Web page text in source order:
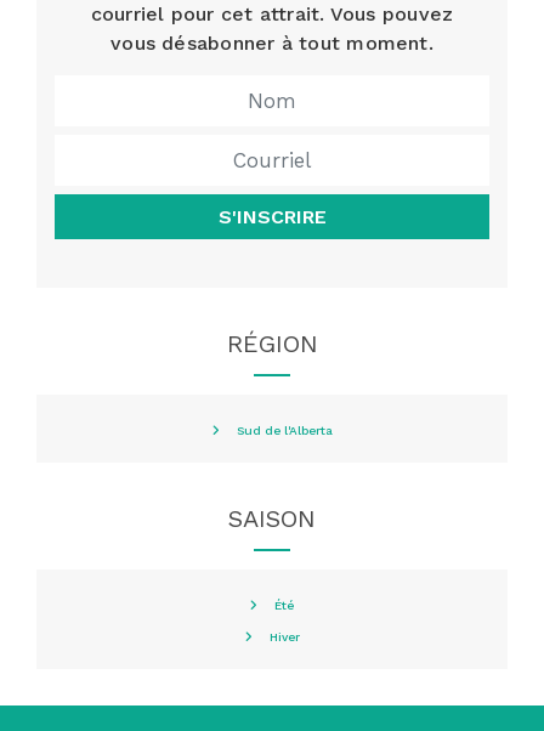
courriel pour cet attrait. Vous pouvez
vous désabonner à tout moment.
S'INSCRIRE
RÉGION
Sud de l'Alberta
SAISON
Été
Hiver